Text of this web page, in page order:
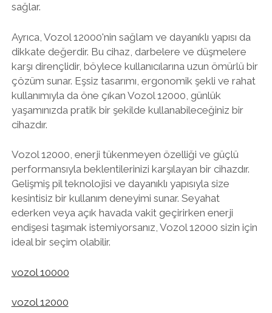
sağlar.
Ayrıca, Vozol 12000'nin sağlam ve dayanıklı yapısı da
dikkate değerdir. Bu cihaz, darbelere ve düşmelere
karşı dirençlidir, böylece kullanıcılarına uzun ömürlü bir
çözüm sunar. Eşsiz tasarımı, ergonomik şekli ve rahat
kullanımıyla da öne çıkan Vozol 12000, günlük
yaşamınızda pratik bir şekilde kullanabileceğiniz bir
cihazdır.
Vozol 12000, enerji tükenmeyen özelliği ve güçlü
performansıyla beklentilerinizi karşılayan bir cihazdır.
Gelişmiş pil teknolojisi ve dayanıklı yapısıyla size
kesintisiz bir kullanım deneyimi sunar. Seyahat
ederken veya açık havada vakit geçirirken enerji
endişesi taşımak istemiyorsanız, Vozol 12000 sizin için
ideal bir seçim olabilir.
vozol 10000
vozol 12000